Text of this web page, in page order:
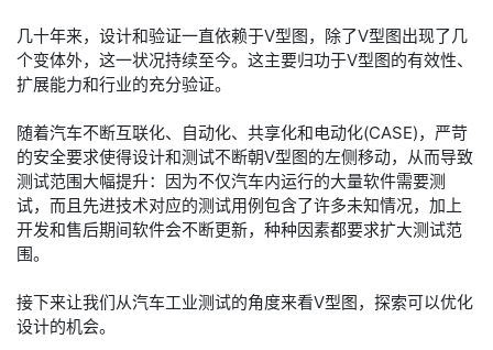
几十年来，设计和验证一直依赖于V型图，除了V型图出现了几
个变体外，这一状况持续至今。这主要归功于V型图的有效性、
扩展能力和行业的充分验证。
随着汽车不断互联化、自动化、共享化和电动化(CASE)，严苛
的安全要求使得设计和测试不断朝V型图的左侧移动，从而导致
测试范围大幅提升：因为不仅汽车内运行的大量软件需要测
试，而且先进技术对应的测试用例包含了许多未知情况，加上
开发和售后期间软件会不断更新，种种因素都要求扩大测试范
围。
接下来让我们从汽车工业测试的角度来看V型图，探索可以优化
设计的机会。